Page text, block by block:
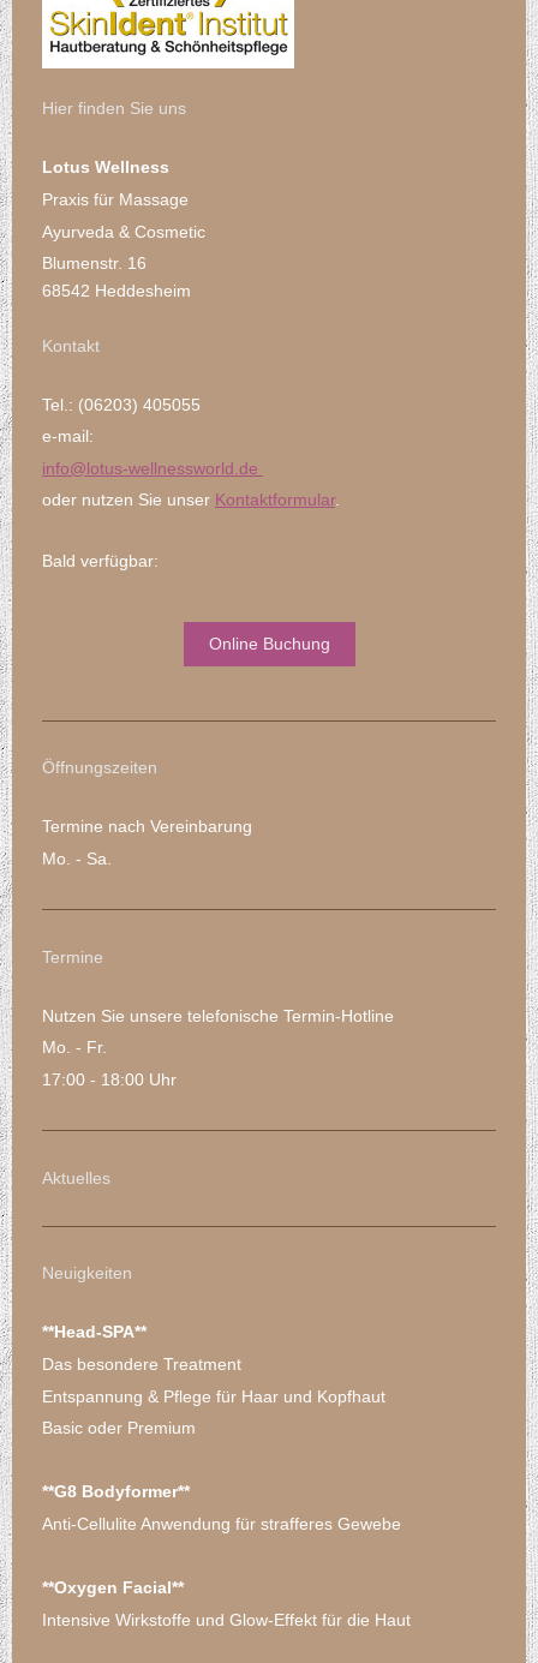
Hier finden Sie uns
Lotus Wellness
Praxis für Massage
Ayurveda & Cosmetic
Blumenstr. 16
68542 Heddesheim
Kontakt
Tel.: (06203) 405055
e-mail:
info@lotus-wellnessworld.de
oder nutzen Sie unser Kontaktformular.
Bald verfügbar:
Online Buchung
Öffnungszeiten
Termine nach Vereinbarung
Mo. - Sa.
Termine
Nutzen Sie unsere telefonische Termin-Hotline
Mo. - Fr.
17:00 - 18:00 Uhr
Aktuelles
Neuigkeiten
**Head-SPA**
Das besondere Treatment
Entspannung & Pflege für Haar und Kopfhaut
Basic oder Premium
**G8 Bodyformer**
Anti-Cellulite Anwendung für strafferes Gewebe
**Oxygen Facial**
Intensive Wirkstoffe und Glow-Effekt für die Haut